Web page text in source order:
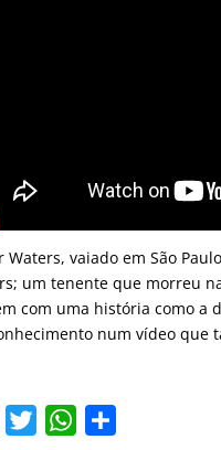
Waters, vaiado em São
um tenente que morreu
com uma história como a
num vídeo que
W